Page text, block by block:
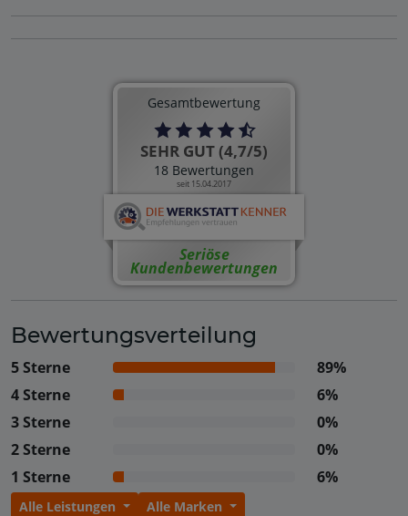
Gesamtbewertung
SEHR GUT (4,7/5)
18 Bewertungen
seit 15.04.2017
Seriöse
Kundenbewertungen
Bewertungsverteilung
5 Sterne
89%
4 Sterne
6%
3 Sterne
0%
2 Sterne
0%
1 Sterne
6%
Alle Leistungen Alle Marken